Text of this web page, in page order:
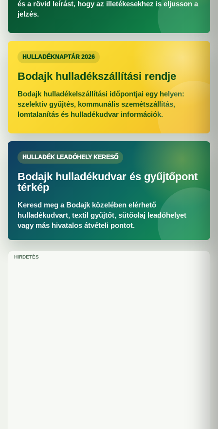
és a rövid leírást, hogy az illetékesekhez is eljusson a
jelzés.
HULLADÉKNAPTÁR 2026
Bodajk hulladékszállítási rendje
Bodajk hulladékelszállítási időpontjai egy helyen:
szelektív gyűjtés, kommunális szemétszállítás,
lomtalanítás és hulladékudvar információk.
HULLADÉK LEADÓHELY KERESŐ
Bodajk hulladékudvar és gyűjtőpont
térkép
Keresd meg a Bodajk közelében elérhető
hulladékudvart, textil gyűjtőt, sütőolaj leadóhelyet
vagy más hivatalos átvételi pontot.
HIRDETÉS